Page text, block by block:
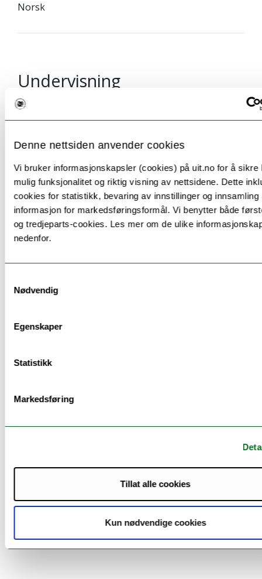
Denne nettsiden anvender cookies
Vi bruker informasjonskapsler (cookies) på uit.no for å sikre
mulig funksjonalitet og riktig visning av nettsidene. Dette
cookies for statistikk, bevaring av innstillinger og innsamling
informasjon for markedsføringsformål. Vi benytter både
og tredjeparts-cookies. Les mer om de ulike
nedenfor.
Nødvendig
Egenskaper
Statistikk
Markedsføring
Tillat alle cookies
Kun nødvendige cookies
Norsk
Undervisning
Det gis ti forelesninger og syv seminarer à to timer.
forelesninger blir tatt opp digitalt (ikke seminarer).
Information to incoming
exchange students
Study Level:
There are no academic prerequisites required to
Admissions Team
Timeplan